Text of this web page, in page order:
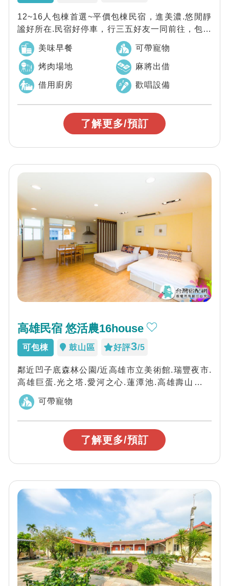
12~16人包棟首選~平價包棟民宿，進美濃.悠閒靜
謐好所在.民宿好停車，行三五好友一同前往，包棟
獨享唱歌.烤肉.麻將.廚房設備，歡...
美味早餐 可帶寵物
烤肉場地 麻將出借
借用廚房 歡唱設備
了解更多/預訂
高雄民宿 悠活農16house
可包棟 鼓山區 好評3/5
鄰近凹子底森林公園/近高雄市立美術館.瑞豐夜市.
高雄巨蛋.光之塔.愛河之心.蓮潭池.高雄壽山動物
園.夢時代(高雄之眼)，歡迎您來玩...
可帶寵物
了解更多/預訂